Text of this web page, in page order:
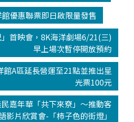
優惠聯票即日啟限量發售
首映會，8K海洋劇場6/21(三)
早上場次暫停開放預約
A區延長營運至21點並推出星
光票100元
民嘉年華「共下來尞」～推動客
影片欣賞會-「柿子色的街燈」